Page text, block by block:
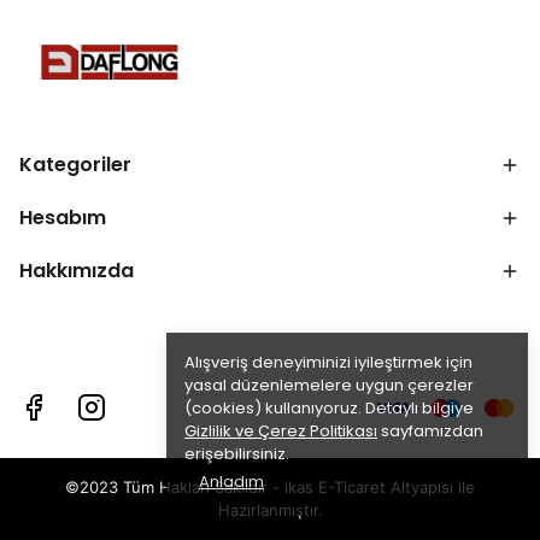
Alışveriş deneyiminizi iyileştirmek için
yasal düzenlemelere uygun çerezler
(cookies) kullanıyoruz. Detaylı bilgiye
Gizlilik ve Çerez Politikası sayfamızdan
erişebilirsiniz.
Anladım
Kategoriler
Hesabım
Hakkımızda
©2023 Tüm Hakları Saklıdır - ikas E-Ticaret Altyapısı ile
Hazırlanmıştır.